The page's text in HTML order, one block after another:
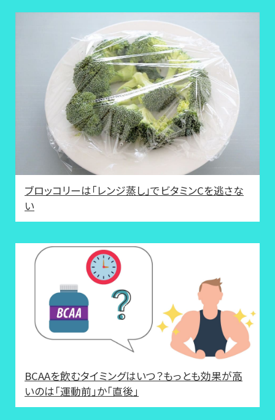
ブロッコリーは「レンジ蒸し」でビタミンCを逃さな
い
BCAAを飲むタイミングはいつ？もっとも効果が高
いのは「運動前」か「直後」